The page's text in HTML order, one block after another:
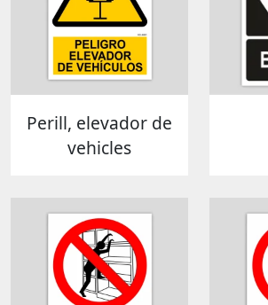
Perill, elevador de
vehicles